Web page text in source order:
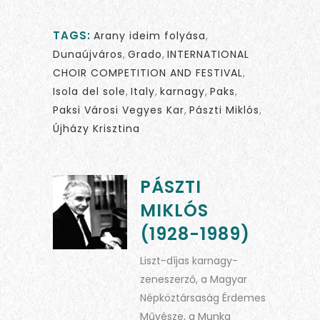
TAGS: Arany ideim folyása,
Dunaújváros, Grado, INTERNATIONAL
CHOIR COMPETITION AND FESTIVAL,
Isola del sole, Italy, karnagy, Paks,
Paksi Városi Vegyes Kar, Pászti Miklós,
Újházy Krisztina
PÁSZTI
MIKLÓS
(1928-1989)
Liszt-díjas karnagy-
zeneszerző, a Magyar
Népköztársaság Érdemes
Művésze, a Munka